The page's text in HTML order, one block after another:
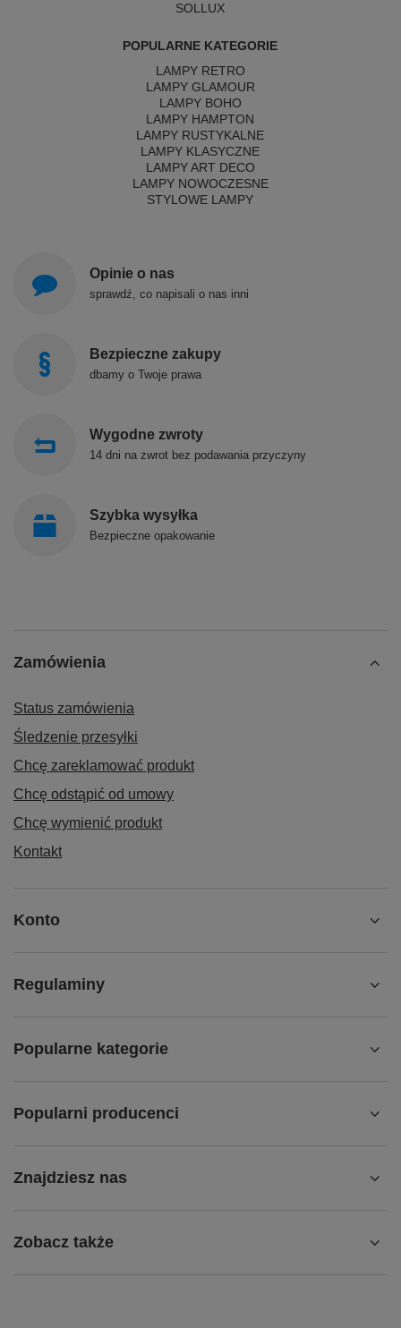
SOLLUX
POPULARNE KATEGORIE
LAMPY RETRO
LAMPY GLAMOUR
LAMPY BOHO
LAMPY HAMPTON
LAMPY RUSTYKALNE
LAMPY KLASYCZNE
LAMPY ART DECO
LAMPY NOWOCZESNE
STYLOWE LAMPY
Opinie o nas
sprawdź, co napisali o nas inni
Bezpieczne zakupy
dbamy o Twoje prawa
Wygodne zwroty
14 dni na zwrot bez podawania przyczyny
Szybka wysyłka
Bezpieczne opakowanie
Zamówienia
Status zamówienia
Śledzenie przesyłki
Chcę zareklamować produkt
Chcę odstąpić od umowy
Chcę wymienić produkt
Kontakt
Konto
Regulaminy
Popularne kategorie
Popularni producenci
Znajdziesz nas
Zobacz także